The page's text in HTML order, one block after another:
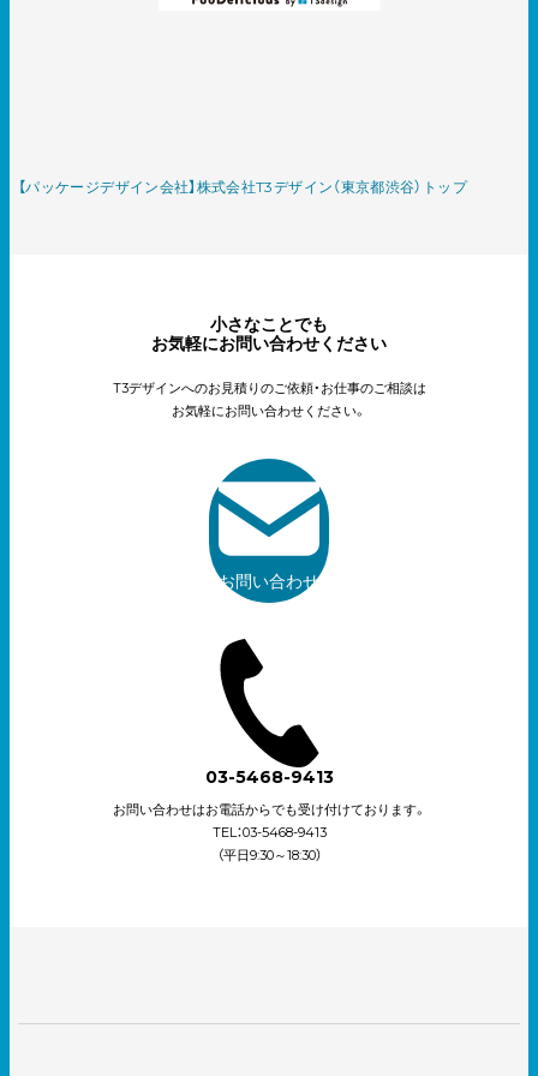
【パッケージデザイン会社】株式会社T3デザイン（東京都渋谷）トップ
小さなことでも
お気軽にお問い合わせください
T3デザインへのお見積りのご依頼・お仕事のご相談は
お気軽にお問い合わせください。
お問い合わせ
03-5468-9413
お問い合わせはお電話からでも受け付けております。
TEL：03-5468-9413
（平日9:30～18:30）